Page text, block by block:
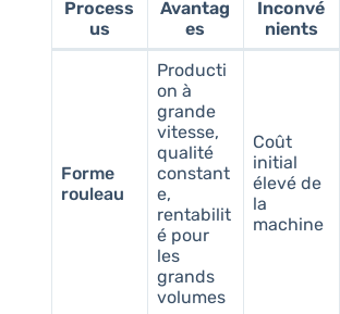
Process
us
Avantag
es
Inconvé
nients
Forme
rouleau
Producti
on à
grande
vitesse,
qualité
constant
e,
rentabilit
é pour
les
grands
volumes
Coût
initial
élevé de
la
machine